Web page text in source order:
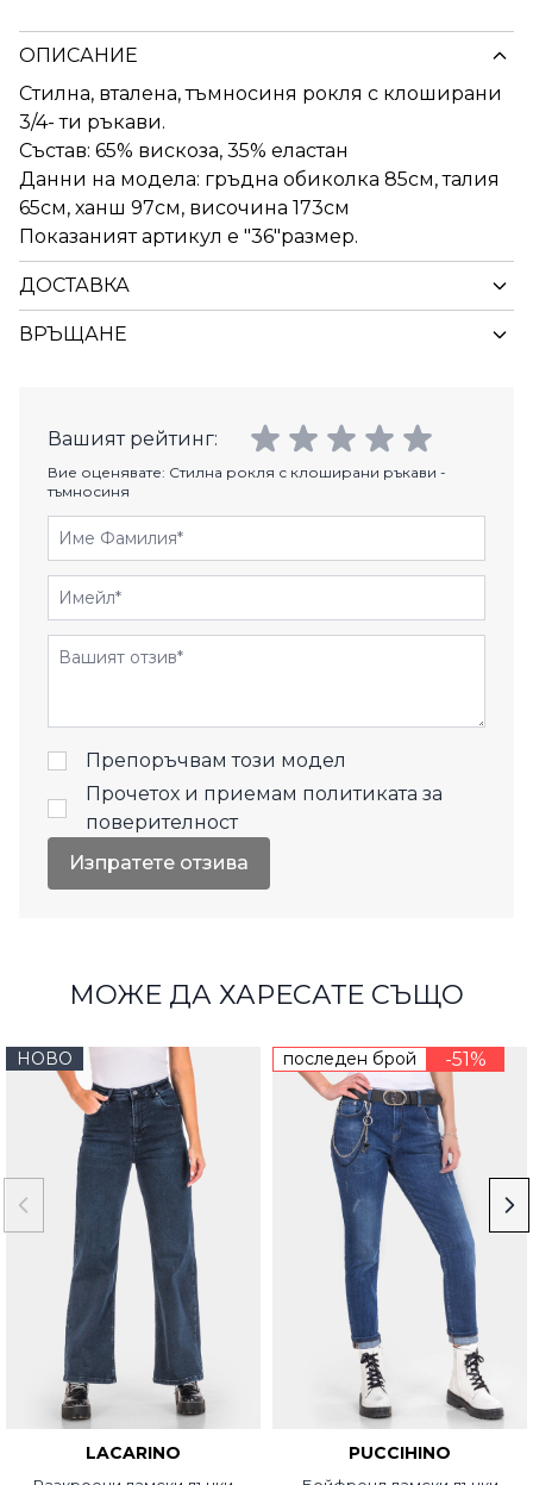
ОПИСАНИЕ
Стилна, вталена, тъмносиня рокля с клоширани
3/4- ти ръкави.
Състав: 65% вискоза, 35% еластан
Данни на модела: гръдна обиколка 85см, талия
65см, ханш 97см, височина 173см
Показаният артикул е "36"размер.
ДОСТАВКА
ВРЪЩАНЕ
Вашият рейтинг:
Вие оценявате: Стилна рокля с клоширани ръкави -
тъмносиня
Име Фамилия
Имейл
Отзиви
Препоръчвам този модел
Прочетох и приемам политиката за
поверителност
Изпратете отзива
МОЖЕ ДА ХАРЕСАТЕ СЪЩО
НОВО
LACARINO
последен брой -51%
PUCCIHINO